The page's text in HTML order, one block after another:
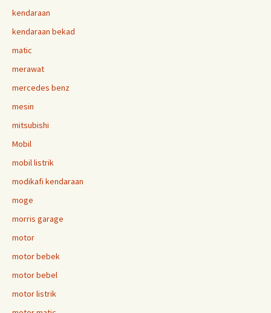
kendaraan
kendaraan bekad
matic
merawat
mercedes benz
mesin
mitsubishi
Mobil
mobil listrik
modikafi kendaraan
moge
morris garage
motor
motor bebek
motor bebel
motor listrik